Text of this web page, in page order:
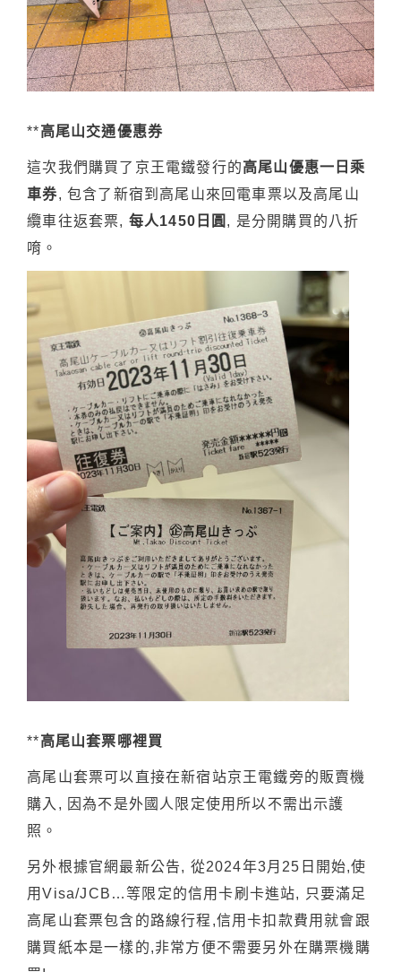
**高尾山交通優惠券
這次我們購買了京王電鐵發行的高尾山優惠一日乘
車券, 包含了新宿到高尾山來回電車票以及高尾山
纜車往返套票, 每人1450日圓 , 是分開購買的八折
唷。
**高尾山套票哪裡買
高尾山套票可以直接在新宿站京王電鐵旁的販賣機
購入, 因為不是外國人限定使用所以不需出示護
照。
另外根據官網最新公告, 從2024年3月25日開始,使
用Visa/JCB…等限定的信用卡刷卡進站, 只要滿足
高尾山套票包含的路線行程,信用卡扣款費用就會跟
購買紙本是一樣的,非常方便不需要另外在購票機購